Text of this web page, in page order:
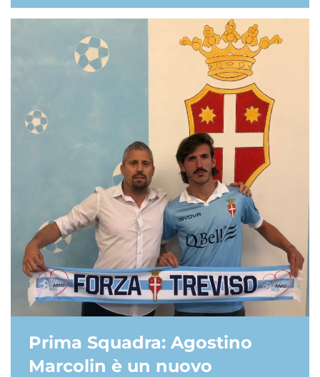
Prima Squadra: Agostino
Marcolin è un nuovo